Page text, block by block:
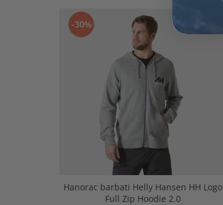
-30%
Hanorac barbati Helly Hansen HH Logo
Full Zip Hoodie 2.0